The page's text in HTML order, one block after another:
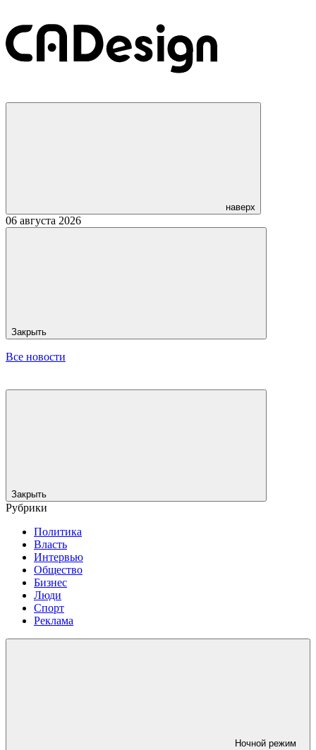
наверх
06 августа 2026
Закрыть
Все новости
Закрыть
Рубрики
Политика
Власть
Интервью
Общество
Бизнес
Люди
Спорт
Реклама
Ночной режим